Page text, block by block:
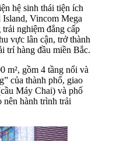
hệ sinh thái tiện ích
Island, Vincom Mega
nghiệm đẳng cấp
vực lân cận, trở thành
trí hàng đầu miền Bắc.
m², gồm 4 tầng nổi và
của thành phố, giao
Máy Chai) và phố
hành trình trải